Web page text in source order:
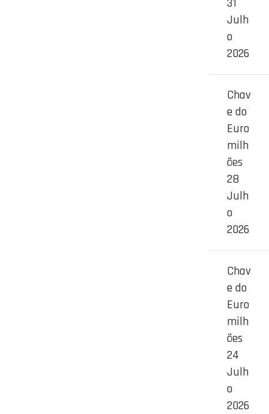
Julh
o
2026
Chav
e do
Euro
milh
ões
28
Julh
o
2026
Chav
e do
Euro
milh
ões
24
Julh
o
2026